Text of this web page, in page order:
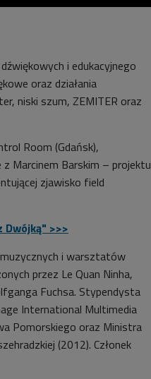
i edukacyjnego
oraz działania
niski szum, ZEMITER oraz
Room (Gdańsk),
z Marcinem Barskim – projektu
zjawisko field
>>>
i warsztatów
przez Le Quan Ninha,
Fuchsa. Stypendysta
International Multimedia
Pomorskiego oraz Ministra
(2012). Członek